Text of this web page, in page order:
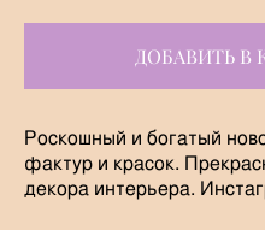
ДОБАВИТЬ В
Роскошный и богатый
фактур и красок.
декора интерьера.